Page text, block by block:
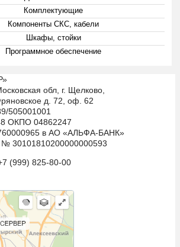
Комплектующие
Компоненты СКС, кабели
Шкафы, стойки
Программное обеспечение
обл, г. Щелково,
д. 72, оф. 62
505001001
ОКПО 04862247
в АО «АЛЬФА-БАНК»
30101810200000000593
(999) 825-80-00